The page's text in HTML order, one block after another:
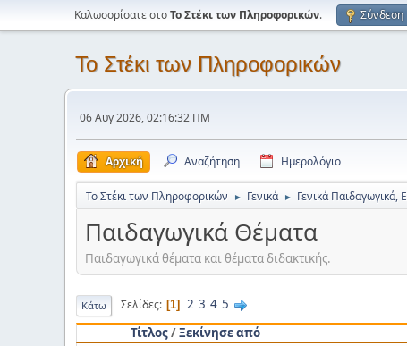
Καλωσορίσατε στοΤο Στέκι των Πληροφορικών. Σύνδεση
Το Στέκι των Πληροφορικών
06 Αυγ 2026, 02:16:32 ΠΜ
Αρχική Αναζήτηση Ημερολόγιο
Το Στέκι των Πληροφορικών ► Γενικά ► Γενικά Παιδαγωγικά,
Παιδαγωγικά Θέματα
Παιδαγωγικά θέματα και θέματα διδακτικής.
Κάτω Σελίδες 1 2 3 4 5
Τίτλος/Ξεκίνησε από